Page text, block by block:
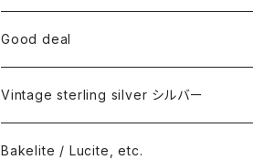
Good deal
Vintage sterling silver シルバー
ネックレス
Bakelite / Lucite, etc.